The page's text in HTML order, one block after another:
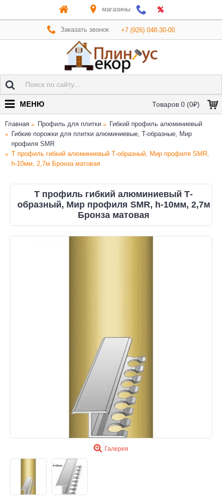
магазины
Заказать звонок +7 (926) 048-30-00
Товаров 0 (0₽)
МЕНЮ
Главная Профиль для плитки
Гибкий профиль алюминиевый
Гибкие порожки для плитки алюминиевые, T-образные, Мир
профиля SMR
Т профиль гибкий алюминиевый Т-образный, Мир профиля SMR,
h-10мм, 2,7м Бронза матовая
Т профиль гибкий алюминиевый Т-
образный, Мир профиля SMR, h-10мм, 2,7м
Бронза матовая
Галерея